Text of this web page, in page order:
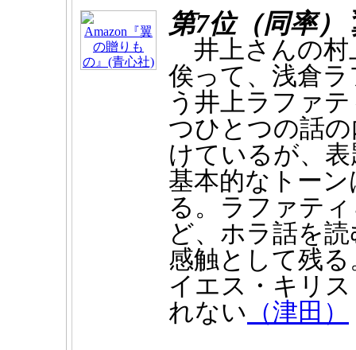
第7位（同率）
井上さんの村
俟って、浅倉
う井上ラファ
つひとつの話
けているが、
基本的なトー
る。ラファテ
ど、ホラ話を
感触として残
イエス・キリ
れない （津田）